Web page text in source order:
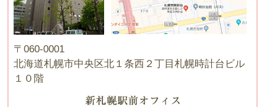
〒060-0001
北海道札幌市中央区北１条西２丁目札幌時計台ビル
１０階